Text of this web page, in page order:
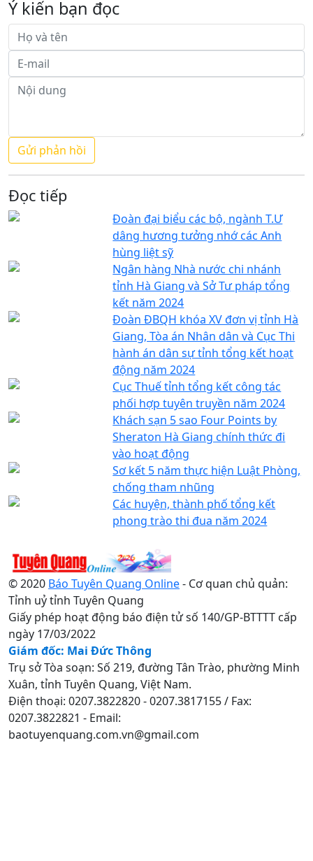
Ý kiến bạn đọc
Đọc tiếp
Đoàn đại biểu các bộ, ngành T.Ư
dâng hương tưởng nhớ các Anh
hùng liệt sỹ
Ngân hàng Nhà nước chi nhánh
tỉnh Hà Giang và Sở Tư pháp tổng
kết năm 2024
Đoàn ĐBQH khóa XV đơn vị tỉnh Hà
Giang, Tòa án Nhân dân và Cục Thi
hành án dân sự tỉnh tổng kết hoạt
động năm 2024
Cục Thuế tỉnh tổng kết công tác
phối hợp tuyên truyền năm 2024
Khách sạn 5 sao Four Points by
Sheraton Hà Giang chính thức đi
vào hoạt động
Sơ kết 5 năm thực hiện Luật Phòng,
chống tham nhũng
Các huyện, thành phố tổng kết
phong trào thi đua năm 2024
© 2020 Báo Tuyên Quang Online- Cơ quan chủ quản:
Tỉnh uỷ tỉnh Tuyên Quang
Giấy phép hoạt động báo điện tử số 140/GP-BTTTT cấp
ngày 17/03/2022
Giám đốc: Mai Đức Thông
Trụ sở Tòa soạn: Số 219, đường Tân Trào, phường Minh
Xuân, tỉnh Tuyên Quang, Việt Nam.
Điện thoại: 0207.3822820 - 0207.3817155 / Fax:
0207.3822821 - Email:
baotuyenquang.com.vn@gmail.com